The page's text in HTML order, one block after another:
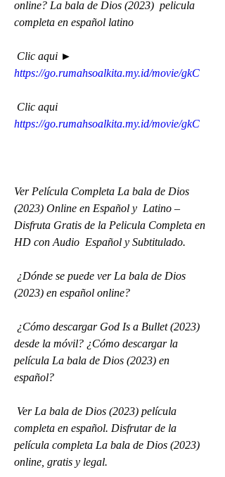
online? La bala de Dios (2023)  pelicula
completa en español latino
https://go.rumahsoalkita.my.id/movie/gkC
https://go.rumahsoalkita.my.id/movie/gkC
Ver Película Completa La bala de Dios
(2023) Online en Español y  Latino –
Disfruta Gratis de la Pelicula Completa en
HD con Audio  Español y Subtitulado.
(2023) en español online?
desde la móvil? ¿Cómo descargar la
película La bala de Dios (2023) en
español?
completa en español. Disfrutar de la
película completa La bala de Dios (2023)
online, gratis y legal.